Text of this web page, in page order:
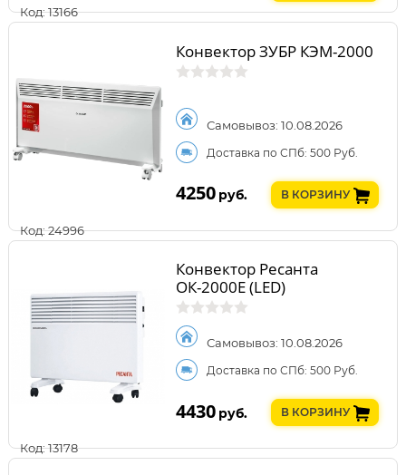
Код: 13166
Код: 24996
Конвектор ЗУБР КЭМ-2000
Самовывоз: 10.08.2026
Доставка по СПб: 500 Руб.
4250 руб. В КОРЗИНУ
Код: 13178
Конвектор Ресанта
ОК-2000Е (LED)
Самовывоз: 10.08.2026
Доставка по СПб: 500 Руб.
4430 руб. В КОРЗИНУ